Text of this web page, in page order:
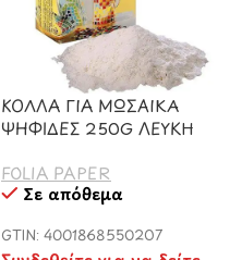
ΚΟΛΛΑ ΓΙΑ ΜΩΣΑΙΚΑ
ΨΗΦΙΔΕΣ 250G ΛΕΥΚΗ
FOLIA PAPER
Σε απόθεμα
GTIN: 4001868550207